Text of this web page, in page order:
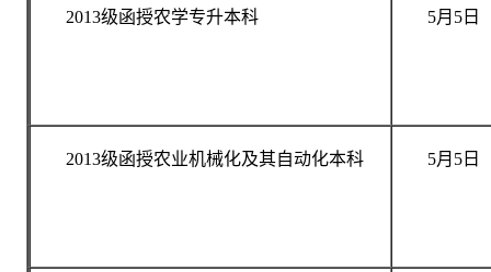
2013级函授农学专升本科 5月5日
2013级函授农业机械化及其自动化本科 5月5日